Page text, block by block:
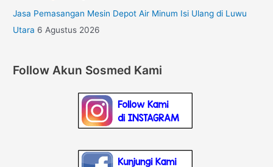
Jasa Pemasangan Mesin Depot Air Minum Isi Ulang di Luwu
Utara 6 Agustus 2026
Follow Akun Sosmed Kami